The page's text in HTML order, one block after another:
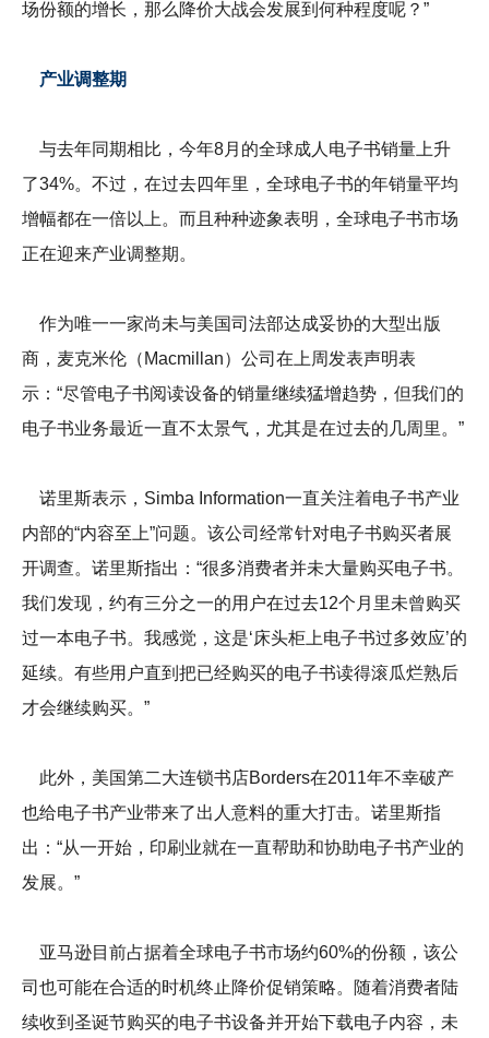
场份额的增长，那么降价大战会发展到何种程度呢？”
产业调整期
与去年同期相比，今年8月的全球成人电子书销量上升
了34%。不过，在过去四年里，全球电子书的年销量平均
增幅都在一倍以上。而且种种迹象表明，全球电子书市场
正在迎来产业调整期。
作为唯一一家尚未与美国司法部达成妥协的大型出版
商，麦克米伦（Macmillan）公司在上周发表声明表
示：“尽管电子书阅读设备的销量继续猛增趋势，但我们的
电子书业务最近一直不太景气，尤其是在过去的几周里。”
诺里斯表示，Simba Information一直关注着电子书产业
内部的“内容至上”问题。该公司经常针对电子书购买者展
开调查。诺里斯指出：“很多消费者并未大量购买电子书。
我们发现，约有三分之一的用户在过去12个月里未曾购买
过一本电子书。我感觉，这是‘床头柜上电子书过多效应’的
延续。有些用户直到把已经购买的电子书读得滚瓜烂熟后
才会继续购买。”
此外，美国第二大连锁书店Borders在2011年不幸破产
也给电子书产业带来了出人意料的重大打击。诺里斯指
出：“从一开始，印刷业就在一直帮助和协助电子书产业的
发展。”
亚马逊目前占据着全球电子书市场约60%的份额，该公
司也可能在合适的时机终止降价促销策略。随着消费者陆
续收到圣诞节购买的电子书设备并开始下载电子内容，未